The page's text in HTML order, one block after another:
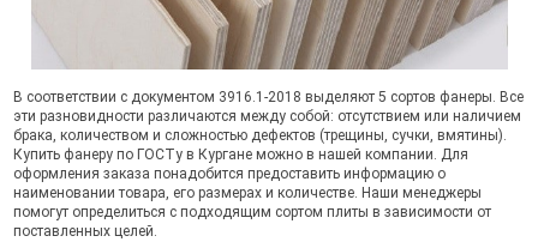
В соответствии с документом 3916.1-2018 выделяют 5 сортов фанеры. Все
эти разновидности различаются между собой: отсутствием или наличием
брака, количеством и сложностью дефектов (трещины, сучки, вмятины).
Купить фанеру по ГОСТу в Кургане можно в нашей компании. Для
оформления заказа понадобится предоставить информацию о
наименовании товара, его размерах и количестве. Наши менеджеры
помогут определиться с подходящим сортом плиты в зависимости от
поставленных целей.